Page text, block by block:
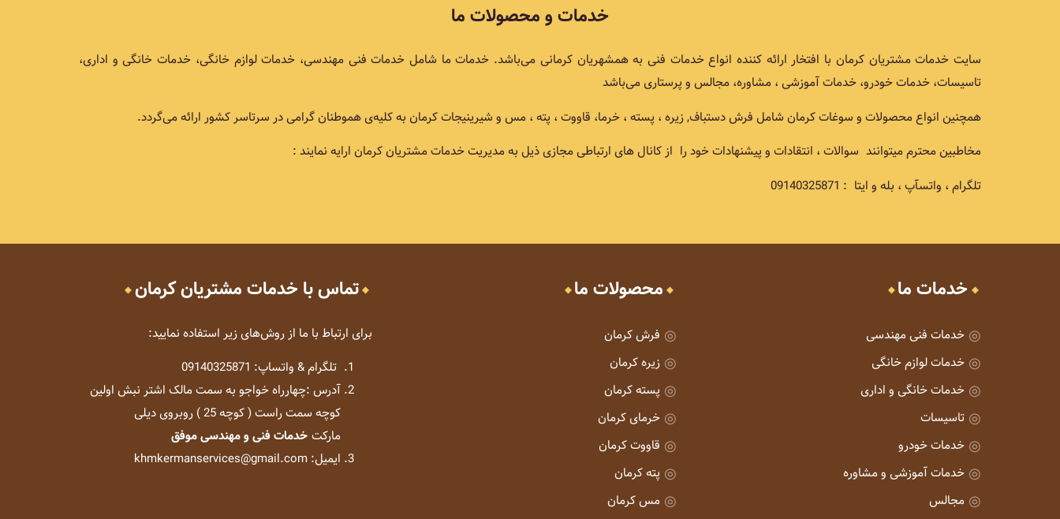
خدمات و محصولات ما
سایت خدمات مشتریان کرمان با افتخار ارائه کننده انواع خدمات فنی به همشهریان کرمانی می‌باشد. خدمات ما شامل خدمات فنی مهندسی، خدمات لوازم خانگی، خدمات خانگی و اداری،
تاسیسات، خدمات خودرو، خدمات آموزشی ، مشاوره، مجالس و پرستاری می‌باشد
همچنین انواع محصولات و سوغات کرمان شامل فرش دستباف, زیره ، پسته ، خرما، قاووت ، پته ، مس و شیرینیجات کرمان به کلیه‌ی هموطنان گرامی در سرتاسر کشور ارائه می‌گردد.
مخاطبین محترم میتوانند سوالات ، انتقادات و پیشنهادات خود را از کانال های ارتباطی مجازی ذیل به مدیریت خدمات مشتریان کرمان ارایه نمایند :
تلگرام ، واتسآپ ، بله و ایتا : 09140325871
خدمات ما
خدمات فنی مهندسی
خدمات لوازم خانگی
خدمات خانگی و اداری
تاسیسات
خدمات خودرو
خدمات آموزشی و مشاوره
مجالس
محصولات ما
فرش کرمان
زیره کرمان
پسته کرمان
خرمای کرمان
قاووت کرمان
پته کرمان
مس کرمان
تماس با خدمات مشتریان کرمان
برای ارتباط با ما از روش‌های زیر استفاده نمایید:
تلگرام & واتساپ: 09140325871
آدرس :چهارراه خواجو به سمت مالک اشتر نبش اولین
کوچه سمت راست ( کوچه 25 ) روبروی دیلی
مارکتخدمات فنی و مهندسی موفق
ایمیل: khmkermanservices@gmail.com